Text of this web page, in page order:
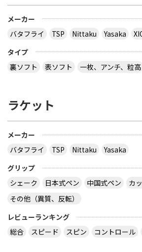
メーカー
バタフライ
TSP Nittaku Yasaka
タイプ
裏ソフト
表ソフト 一枚、アンチ、粒高
ラケット
メーカー
バタフライ
TSP Nittaku
Yasaka
グリップ
シェーク
日本式ペン 中国式ペン
カ
その他（異質、反転）
レビューランキング
総合
スピード スピン コントロール